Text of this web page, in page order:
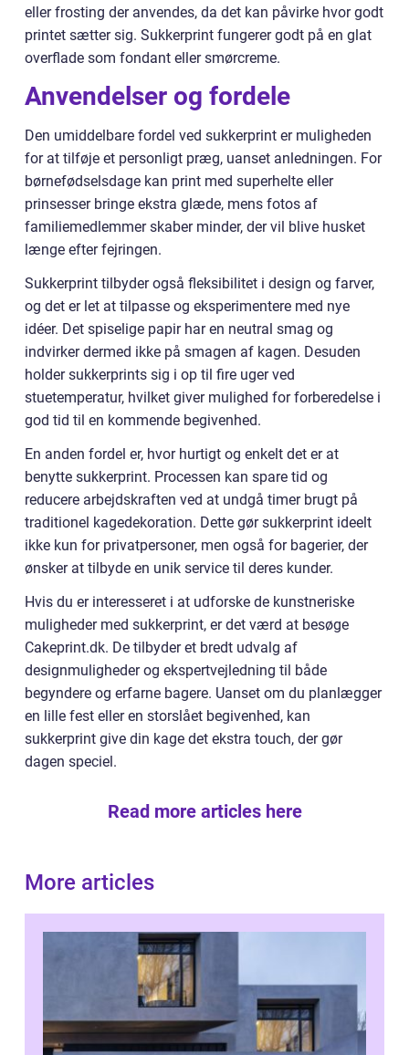
eller frosting der anvendes, da det kan påvirke hvor godt
printet sætter sig. Sukkerprint fungerer godt på en glat
overflade som fondant eller smørcreme.
Anvendelser og fordele
Den umiddelbare fordel ved sukkerprint er muligheden
for at tilføje et personligt præg, uanset anledningen. For
børnefødselsdage kan print med superhelte eller
prinsesser bringe ekstra glæde, mens fotos af
familiemedlemmer skaber minder, der vil blive husket
længe efter fejringen.
Sukkerprint tilbyder også fleksibilitet i design og farver,
og det er let at tilpasse og eksperimentere med nye
idéer. Det spiselige papir har en neutral smag og
indvirker dermed ikke på smagen af kagen. Desuden
holder sukkerprints sig i op til fire uger ved
stuetemperatur, hvilket giver mulighed for forberedelse i
god tid til en kommende begivenhed.
En anden fordel er, hvor hurtigt og enkelt det er at
benytte sukkerprint. Processen kan spare tid og
reducere arbejdskraften ved at undgå timer brugt på
traditionel kagedekoration. Dette gør sukkerprint ideelt
ikke kun for privatpersoner, men også for bagerier, der
ønsker at tilbyde en unik service til deres kunder.
Hvis du er interesseret i at udforske de kunstneriske
muligheder med sukkerprint, er det værd at besøge
Cakeprint.dk. De tilbyder et bredt udvalg af
designmuligheder og ekspertvejledning til både
begyndere og erfarne bagere. Uanset om du planlægger
en lille fest eller en storslået begivenhed, kan
sukkerprint give din kage det ekstra touch, der gør
dagen speciel.
Read more articles here
More articles